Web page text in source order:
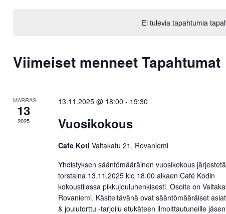
Ei tulevia tapahtumia
Kalenteri
/
Viimeiset menneet Tapahtumat
MARRAS
13
2025
13.11.2025 @ 18:00 - 19:30
Vuosikokous
Cafe Koti Valtakatu 21, Rovaniemi
Yhdistyksen sääntömääräinen vuosikokous
torstaina 13.11.2025 klo 18.00 alkaen Café Kodin
kokoustilassa pikkujouluhenkisesti. Osoite on
Rovaniemi. Käsiteltävänä ovat sääntömääräiset
& joulutorttu -tarjoilu etukäteen ilmoittautuneille